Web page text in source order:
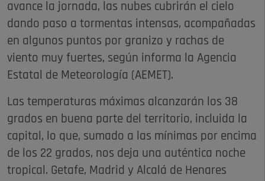
avance la jornada, las nubes cubrirán el cielo
dando paso a tormentas intensas, acompañadas
en algunos puntos por granizo y rachas de
viento muy fuertes, según informa la Agencia
Estatal de Meteorología (AEMET).
Las temperaturas máximas alcanzarán los 38
grados en buena parte del territorio, incluida la
capital, lo que, sumado a las mínimas por encima
de los 22 grados, nos deja una auténtica noche
tropical. Getafe, Madrid y Alcalá de Henares